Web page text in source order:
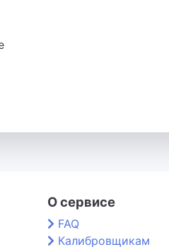
О сервисе
FAQ
Калибровщикам